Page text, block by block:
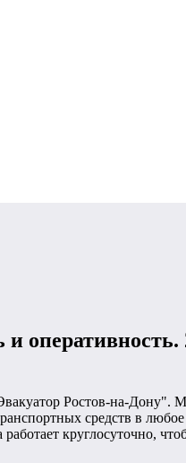
и оперативность.
Ростов-на-Дону".
средств в любое
круглосуточно,